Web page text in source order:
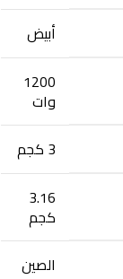
أبيض
1200
وات
3 كجم
3.16
كجم
الصين